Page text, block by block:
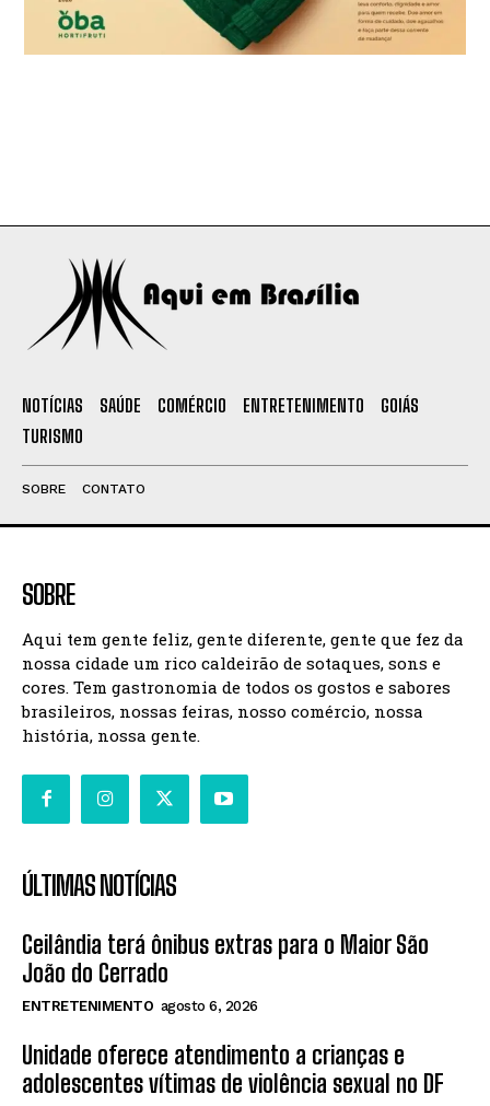
NOTÍCIAS SAÚDE COMÉRCIO ENTRETENIMENTO
GOIÁS
TURISMO
SOBRE CONTATO
SOBRE
Aqui tem gente feliz, gente diferente, gente que fez da
nossa cidade um rico caldeirão de sotaques, sons e
cores. Tem gastronomia de todos os gostos e sabores
brasileiros, nossas feiras, nosso comércio, nossa
história, nossa gente.
ÚLTIMAS NOTÍCIAS
Ceilândia terá ônibus extras para o Maior São
João do Cerrado
ENTRETENIMENTO agosto 6, 2026
Unidade oferece atendimento a crianças e
adolescentes vítimas de violência sexual no DF